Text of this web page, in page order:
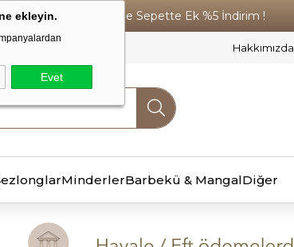
ekleyin.
Evet
Ödemelerde Sepette Ek %5 İndirim !
Hakkımızda
MinderlerBarbekü & MangalDiğer